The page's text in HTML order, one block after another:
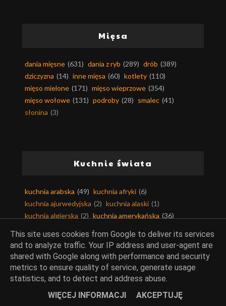
Mięsa
dania mięsne (631) dania z ryb (289) drób (389)
dziczyzna (14) inne mięsa (60) kotlety (110)
mięso mielone (171) mięso wieprzowe (354)
mięso wołowe (131) podroby (28) smalec (41)
słonina (3)
Kuchnie świata
kuchnia arabska (49) kuchnia afryki (6)
kuchnia ajurwedyjska (2) kuchnia alaski (1)
kuchnia algierska (2) kuchnia amerykańska (36)
kuchnia argentyńska (3) kuchnia armenii (2)
kuchnia australijska
kuchnia austriacka
kuchnia azjatycka (99) kuchnia bahrajnu (3)
kuchnia bałkańska (34) kuchnia belgijska (4)
kuchnia bliskiego wschodu (21) kuchnia boliwii (1)
This site uses cookies from Google to deliver its services
and to analyze traffic. Your IP address and user-agent are
shared with Google along with performance and security
metrics to ensure quality of service, generate usage
statistics, and to detect and address abuse.
WIĘCEJ INFORMACJI
AKCEPTUJĘ